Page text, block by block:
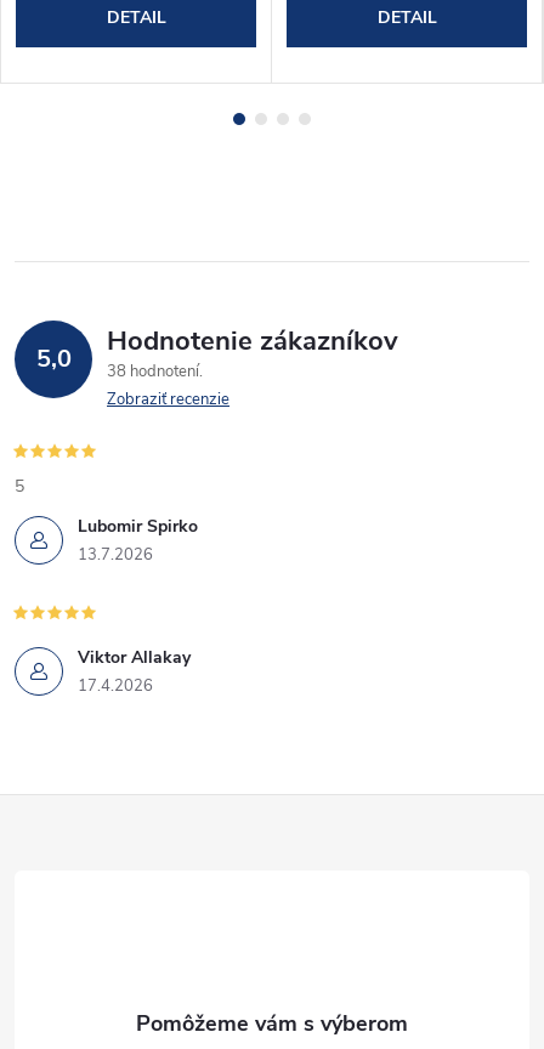
DETAIL DETAIL
5,0 Hodnotenie zákazníkov
38 hodnotení
Zobraziť recenzie
Lubomir Spirko
13.7.2026
5
Viktor Allakay
17.4.2026